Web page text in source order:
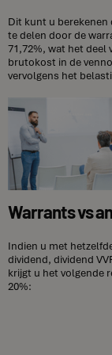
Dit kunt u berekenen
te delen door de
71,72%, wat het
brutokost in de
vervolgens het
Warrants vs
Indien u met
dividend, dividend
krijgt u het volgende
20%: